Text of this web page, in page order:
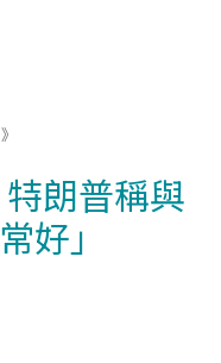
朗普稱與
好」